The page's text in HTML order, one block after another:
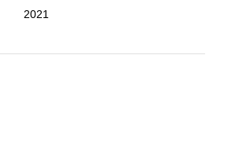
2021